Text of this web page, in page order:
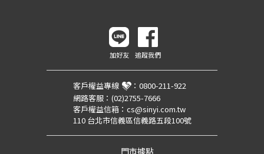
加好友 追蹤我們
客戶權益專線 ： 0800-211-922
網路客服： (02)2755-7666
客戶權益信箱： cs@sinyi.com.tw
110 台北市信義區信義路五段100號
門市據點